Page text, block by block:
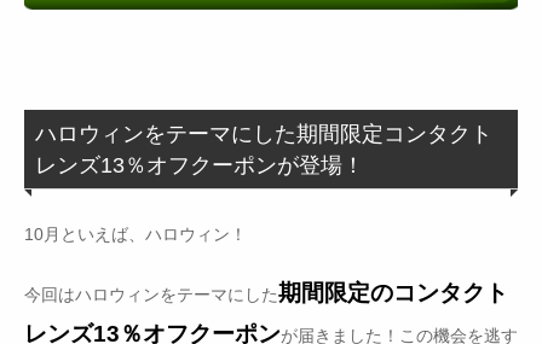
ハロウィンをテーマにした期間限定コンタクト
レンズ13％オフクーポンが登場！
10月といえば、ハロウィン！
今回はハロウィンをテーマにした期間限定のコンタクト
レンズ13％オフクーポンが届きました！この機会を逃す